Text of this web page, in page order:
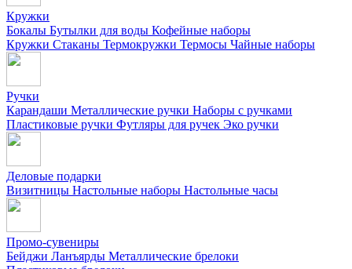
Кружки
Бокалы Бутылки для воды Кофейные наборы
Кружки Стаканы Термокружки Термосы Чайные наборы
Ручки
Карандаши Металлические ручки Наборы с ручками
Пластиковые ручки Футляры для ручек Эко ручки
Деловые подарки
Визитницы Настольные наборы Настольные часы
Промо-сувениры
Бейджи Ланъярды Металлические брелоки